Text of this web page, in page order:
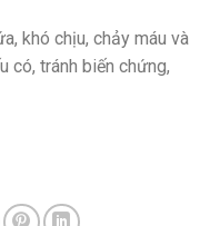
khó chịu, chảy máu và
có, tránh biến chứng,